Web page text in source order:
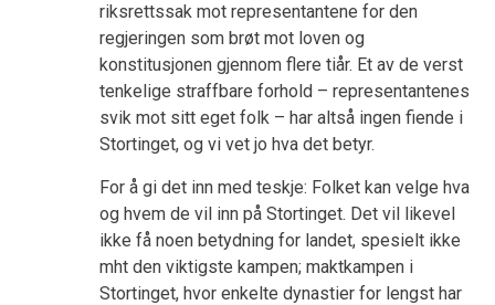
riksrettssak mot representantene for den
regjeringen som brøt mot loven og
konstitusjonen gjennom flere tiår. Et av de verst
tenkelige straffbare forhold – representantenes
svik mot sitt eget folk – har altså ingen fiende i
Stortinget, og vi vet jo hva det betyr.
For å gi det inn med teskje: Folket kan velge hva
og hvem de vil inn på Stortinget. Det vil likevel
ikke få noen betydning for landet, spesielt ikke
mht den viktigste kampen; maktkampen i
Stortinget, hvor enkelte dynastier for lengst har